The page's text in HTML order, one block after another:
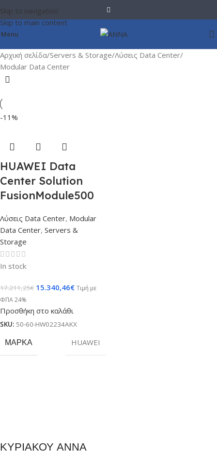
Skip to navigation
Skip to main content
Menu
Αρχική σελίδα Servers & Storage Λύσεις Data Center
Modular Data Center
-11%
HUAWEI Data
Center Solution
FusionModule500
Λύσεις Data Center, Modular
Data Center, Servers &
Storage
In stock
17.211,25€ 15.340,46€ Τιμή με
ΦΠΑ 24%
Προσθήκη στο καλάθι
SKU: 50-60-HW02234AKX
ΜΆΡΚΑ HUAWEI
ΚΥΡΙΑΚΟΥ ΑΝΝΑ